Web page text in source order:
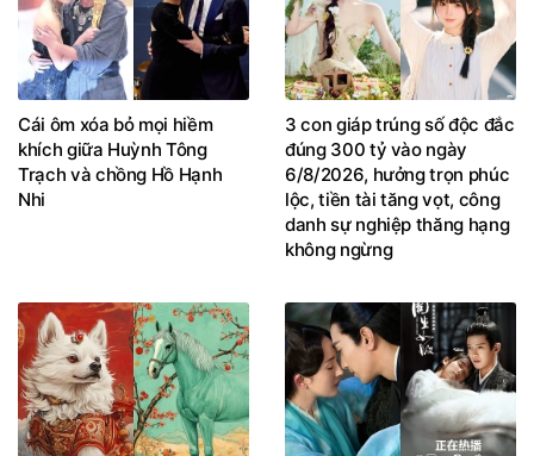
Cái ôm xóa bỏ mọi hiềm
khích giữa Huỳnh Tông
Trạch và chồng Hồ Hạnh
Nhi
3 con giáp trúng số độc đắc
đúng 300 tỷ vào ngày
6/8/2026, hưởng trọn phúc
lộc, tiền tài tăng vọt, công
danh sự nghiệp thăng hạng
không ngừng